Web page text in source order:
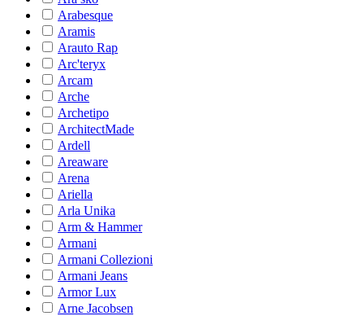
Arabesque
Aramis
Arauto Rap
Arc'teryx
Arcam
Arche
Archetipo
ArchitectMade
Ardell
Areaware
Arena
Ariella
Arla Unika
Arm & Hammer
Armani
Armani Collezioni
Armani Jeans
Armor Lux
Arne Jacobsen